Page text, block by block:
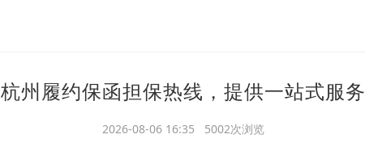
杭州履约保函担保热线，提供一站式服务
2026-08-06 16:35 5002次浏览